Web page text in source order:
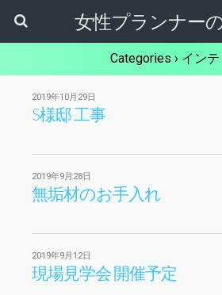
女性プランナー
Categories › イン
2019年10月29日
S様邸 工事
2019年9月28日
無垢材のお手入れ
2019年9月12日
現場見学会 開催予定